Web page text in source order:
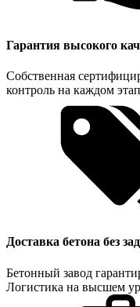
Гарантия высокого
Собственная
контроль на каждом
Доставка бетона без
Бетонный завод
Логистика на высшем